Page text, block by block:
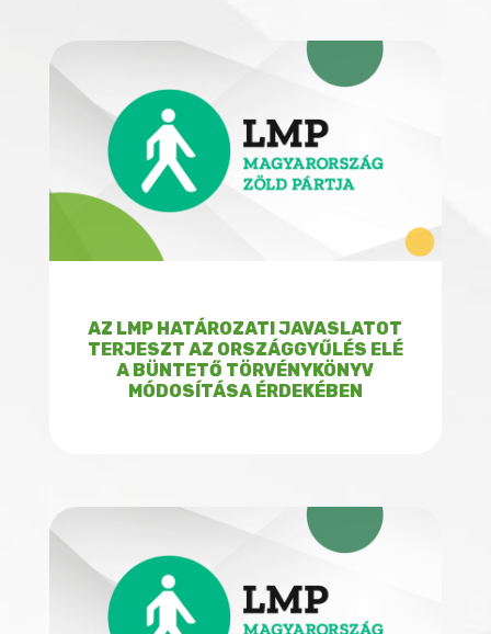
AZ LMP HATÁROZATI JAVASLATOT
TERJESZT AZ ORSZÁGGYŰLÉS ELÉ
A BÜNTETŐ TÖRVÉNYKÖNYV
MÓDOSÍTÁSA ÉRDEKÉBEN